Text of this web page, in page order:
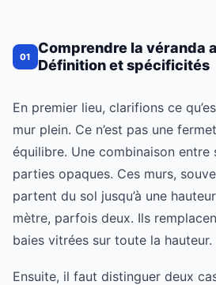
01
Comprendre la véranda
Définition et spécificités
En premier lieu, clarifions ce
mur plein. Ce n’est pas une
équilibre. Une combinaison entre
parties opaques. Ces murs,
partent du sol jusqu’à une
mètre, parfois deux. Ils
baies vitrées sur toute la hauteur.
Ensuite, il faut distinguer deux